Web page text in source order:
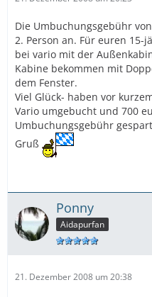
Die Umbuchungsgebühr
2. Person an. Für euren
bei vario mit der
Kabine bekommen mit
dem Fenster.
Viel Glück- haben vor
Vario umgebucht und 700
Umbuchungsgebühr
Gruß
Ponny
Aidapurfan
21. Dezember 2008 um 20:38